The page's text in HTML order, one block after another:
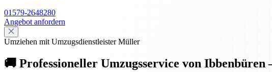
01579-2648280
Angebot anfordern
Umziehen mit Umzugsdienstleister Müller
🚚 Professioneller Umzugsservice von Ibbenbüren